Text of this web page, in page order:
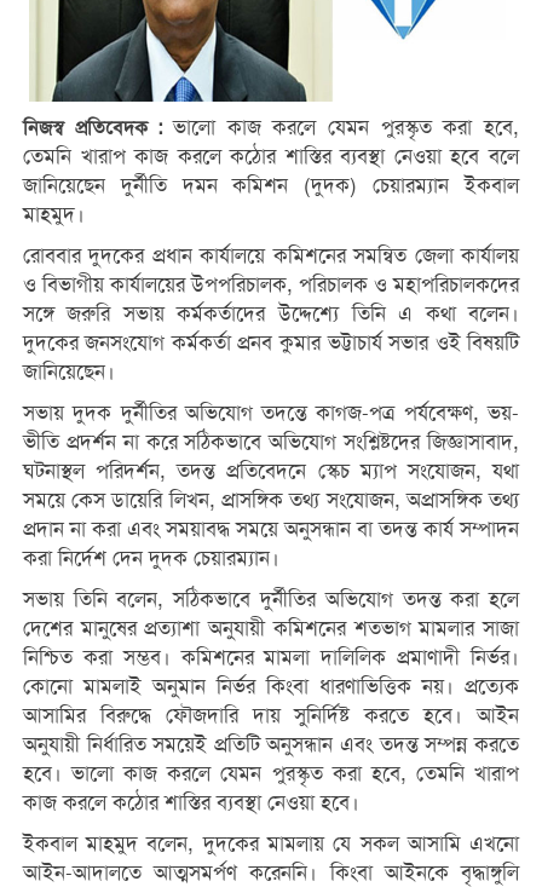
নিজস্ব প্রতিবেদক :ভালো কাজ করলে যেমন পুরস্কৃত করা হবে,
তেমনি খারাপ কাজ করলে কঠোর শাস্তির ব্যবস্থা নেওয়া হবে বলে
জানিয়েছেন দুর্নীতি দমন কমিশন (দুদক) চেয়ারম্যান ইকবাল
মাহমুদ।
রোববার দুদকের প্রধান কার্যালয়ে কমিশনের সমন্বিত জেলা কার্যালয়
ও বিভাগীয় কার্যালয়ের উপপরিচালক, পরিচালক ও মহাপরিচালকদের
সঙ্গে জরুরি সভায় কর্মকর্তাদের উদ্দেশ‌্যে তিনি এ কথা বলেন।
দুদকের জনসংযোগ কর্মকর্তা প্রনব কুমার ভট্টাচার্য সভার ওই বিষয়টি
জানিয়েছেন।
সভায় দুদক দুর্নীতির অভিযোগ তদন্তে কাগজ-পত্র পর্যবেক্ষণ, ভয়-
ভীতি প্রদর্শন না করে সঠিকভাবে অভিযোগ সংশ্লিষ্টদের জিজ্ঞাসাবাদ,
ঘটনাস্থল পরিদর্শন, তদন্ত প্রতিবেদনে স্কেচ ম্যাপ সংযোজন, যথা
সময়ে কেস ডায়েরি লিখন, প্রাসঙ্গিক তথ্য সংযোজন, অপ্রাসঙ্গিক তথ্য
প্রদান না করা এবং সময়াবদ্ধ সময়ে অনুসন্ধান বা তদন্ত কার্য সম্পাদন
করা নির্দেশ দেন দুদক চেয়ারম‌্যান।
সভায় তিনি বলেন, সঠিকভাবে দুর্নীতির অভিযোগ তদন্ত করা হলে
দেশের মানুষের প্রত্যাশা অনুযায়ী কমিশনের শতভাগ মামলার সাজা
নিশ্চিত করা সম্ভব। কমিশনের মামলা দালিলিক প্রমাণাদী নির্ভর।
কোনো মামলাই অনুমান নির্ভর কিংবা ধারণাভিত্তিক নয়। প্রত্যেক
আসামির বিরুদ্ধে ফৌজদারি দায় সুনির্দিষ্ট করতে হবে। আইন
অনুযায়ী নির্ধারিত সময়েই প্রতিটি অনুসন্ধান এবং তদন্ত সম্পন্ন করতে
হবে। ভালো কাজ করলে যেমন পুরস্কৃত করা হবে, তেমনি খারাপ
কাজ করলে কঠোর শাস্তির ব্যবস্থা নেওয়া হবে।
ইকবাল মাহমুদ বলেন, দুদকের মামলায় যে সকল আসামি এখনো
আইন-আদালতে আত্মসমর্পণ করেননি। কিংবা আইনকে বৃদ্ধাঙ্গুলি